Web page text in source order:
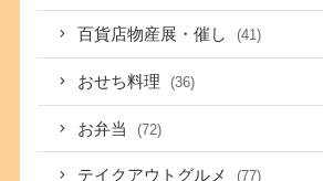
百貨店物産展・催し (41)
おせち料理 (36)
お弁当 (72)
テイクアウトグルメ (77)